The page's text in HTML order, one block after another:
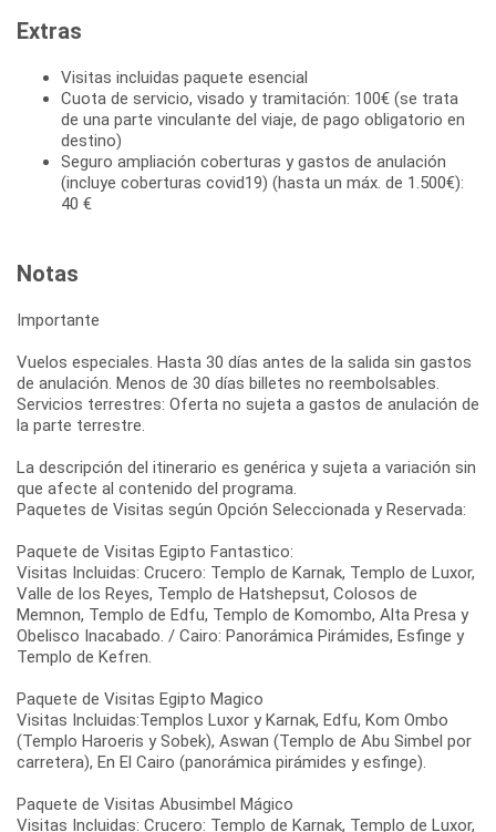
Extras
Visitas incluidas paquete esencial
Cuota de servicio, visado y tramitación: 100€ (se trata
de una parte vinculante del viaje, de pago obligatorio en
destino)
Seguro ampliación coberturas y gastos de anulación
(incluye coberturas covid19) (hasta un máx. de 1.500€):
40 €
Notas
Importante
Vuelos especiales. Hasta 30 días antes de la salida sin gastos
de anulación. Menos de 30 días billetes no reembolsables.
Servicios terrestres: Oferta no sujeta a gastos de anulación de
la parte terrestre.
La descripción del itinerario es genérica y sujeta a variación sin
que afecte al contenido del programa.
Paquetes de Visitas según Opción Seleccionada y Reservada:
Paquete de Visitas Egipto Fantastico:
Visitas Incluidas: Crucero: Templo de Karnak, Templo de Luxor,
Valle de los Reyes, Templo de Hatshepsut, Colosos de
Memnon, Templo de Edfu, Templo de Komombo, Alta Presa y
Obelisco Inacabado. / Cairo: Panorámica Pirámides, Esfinge y
Templo de Kefren.
Paquete de Visitas Egipto Magico
Visitas Incluidas:Templos Luxor y Karnak, Edfu, Kom Ombo
(Templo Haroeris y Sobek), Aswan (Templo de Abu Simbel por
carretera), En El Cairo (panorámica pirámides y esfinge).
Paquete de Visitas Abusimbel Mágico
Visitas Incluidas: Crucero: Templo de Karnak, Templo de Luxor,